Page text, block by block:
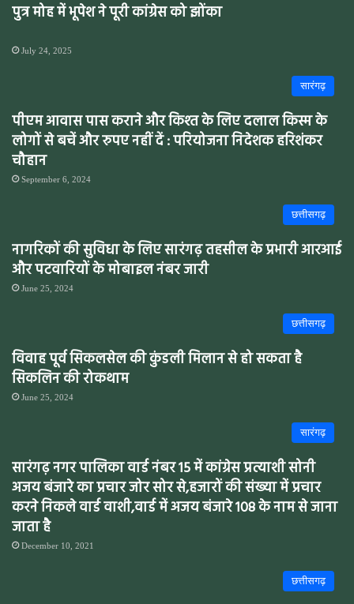
पुत्र मोह में भूपेश ने पूरी कांग्रेस को झोंका
July 24, 2025
सारंगढ़
पीएम आवास पास कराने और किश्त के लिए दलाल किस्म के
लोगों से बचें और रुपए नहीं दें : परियोजना निदेशक हरिशंकर
चौहान
September 6, 2024
छत्तीसगढ़
नागरिकों की सुविधा के लिए सारंगढ़ तहसील के प्रभारी आरआई
और पटवारियों के मोबाइल नंबर जारी
June 25, 2024
छत्तीसगढ़
विवाह पूर्व सिकलसेल की कुंडली मिलान से हो सकता है
सिकलिन की रोकथाम
June 25, 2024
सारंगढ़
सारंगढ़ नगर पालिका वार्ड नंबर 15 में कांग्रेस प्रत्याशी सोनी
अजय बंजारे का प्रचार जोर सोर से,हजारों की संख्या में प्रचार
करने निकले वार्ड वाशी,वार्ड में अजय बंजारे 108 के नाम से जाना
जाता है
December 10, 2021
छत्तीसगढ़